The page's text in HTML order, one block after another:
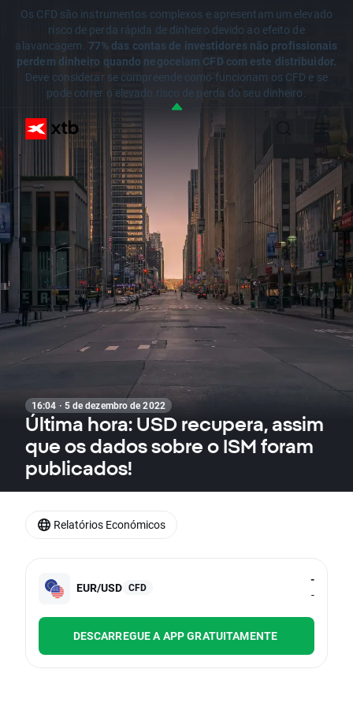
Os CFD são instrumentos complexos e apresentam um elevado
risco de perda rápida de dinheiro devido ao efeito de
alavancagem. 77% das contas de investidores não profissionais
perdem dinheiro quando negoceiam CFD com este distribuidor.
Deve considerar se compreende como funcionam os CFD e se
pode correr o elevado risco de perda do seu dinheiro.
16:04 · 5 de dezembro de 2022
Última hora: USD recupera, assim
que os dados sobre o ISM foram
publicados!
EUR/USD CFD
-
-
DESCARREGUE A APP GRATUITAMENTE
Relatórios Económicos